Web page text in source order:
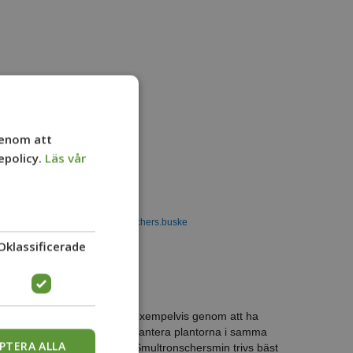
de hamnar i jorden, exempelvis genom att ha
ny planteringsjord och plantera plantorna i samma
med planteringen. Smultronschersmin trivs bäst
att
Läs vår
ALLA